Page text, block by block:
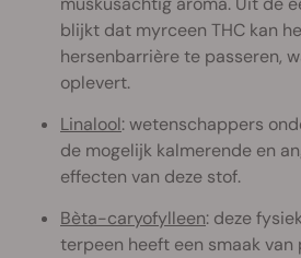
blijkt dat myrceen THC kan
hersenbarrière te passeren,
oplevert.
Linalool: wetenschappers
de mogelijk kalmerende en
effecten van deze stof.
Bèta-caryofylleen: deze
terpeen heeft een smaak van